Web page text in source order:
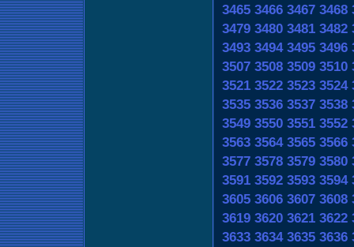
3465 3466 3467 3468
3479 3480 3481 3482
3493 3494 3495 3496
3507 3508 3509 3510
3521 3522 3523 3524
3535 3536 3537 3538
3549 3550 3551 3552
3563 3564 3565 3566
3577 3578 3579 3580
3591 3592 3593 3594
3605 3606 3607 3608
3619 3620 3621 3622
3633 3634 3635 3636